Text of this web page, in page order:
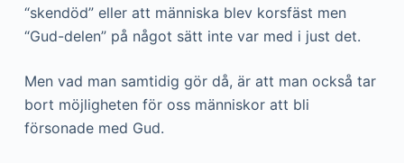
“skendöd” eller att människa blev korsfäst men
“Gud-delen” på något sätt inte var med i just det.
Men vad man samtidig gör då, är att man också tar
bort möjligheten för oss människor att bli
försonade med Gud.